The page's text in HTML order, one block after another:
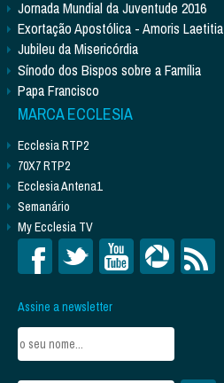
Jornada Mundial da Juventude 2016
Exortação Apostólica - Amoris Laetitia
Jubileu da Misericórdia
Sínodo dos Bispos sobre a Família
Papa Francisco
MARCA ECCLESIA
Ecclesia RTP2
70X7 RTP2
Ecclesia Antena1
Semanário
My Ecclesia TV
Assine a newsletter